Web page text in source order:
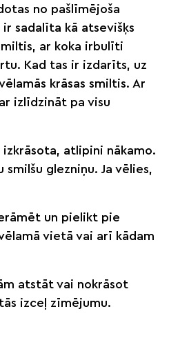
no pašlīmējoša
sadalīta kā atsevišķs
ar koka irbulīti
Kad tas ir izdarīts, uz
krāsas smiltis. Ar
izlīdzināt pa visu
atlipini nākamo.
smilšu glezniņu. Ja vēlies,
un pielikt pie
vietā vai arī kādam
atstāt vai nokrāsot
izceļ zīmējumu.